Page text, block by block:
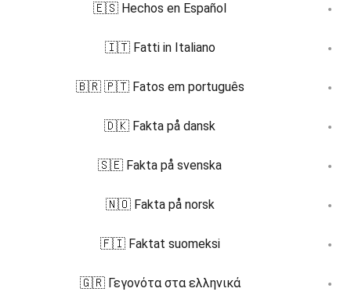
🇪🇸 Hechos en Español
🇮🇹 Fatti in Italiano
🇧🇷 🇵🇹 Fatos em português
🇩🇰 Fakta på dansk
🇸🇪 Fakta på svenska
🇳🇴 Fakta på norsk
🇫🇮 Faktat suomeksi
🇬🇷 Γεγονότα στα ελληνικά